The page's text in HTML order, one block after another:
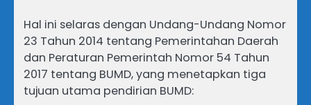
Hal ini selaras dengan Undang-Undang Nomor
23 Tahun 2014 tentang Pemerintahan Daerah
dan Peraturan Pemerintah Nomor 54 Tahun
2017 tentang BUMD, yang menetapkan tiga
tujuan utama pendirian BUMD: